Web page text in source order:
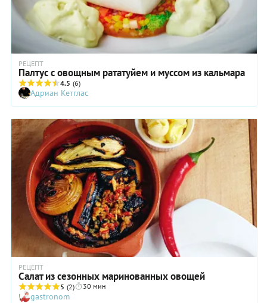
РЕЦЕПТ
Палтус с овощным рататуйем и муссом из кальмара
4.5 (6)
Адриан Кетглас
РЕЦЕПТ
Салат из сезонных маринованных овощей
5 (2) 30 мин
gastronom